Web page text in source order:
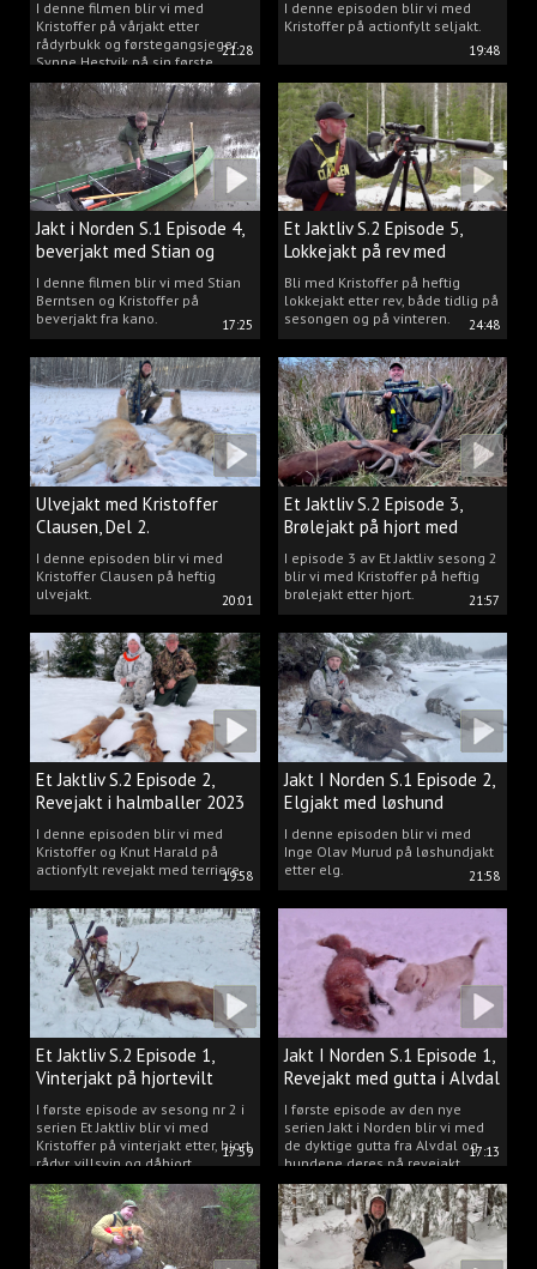
21:28
I denne filmen blir vi med
Kristoffer på vårjakt etter
rådyrbukk og førstegangsjeger
Synne Hestvik på sin første
beverjakt.
19:48
I denne episoden blir vi med
Kristoffer på actionfylt seljakt.
17:25
Jakt i Norden S.1 Episode 4,
beverjakt med Stian og
Kristoffer
I denne filmen blir vi med Stian
Berntsen og Kristoffer på
beverjakt fra kano.
24:48
Et Jaktliv S.2 Episode 5,
Lokkejakt på rev med
Kristoffer Clausen
Bli med Kristoffer på heftig
lokkejakt etter rev, både tidlig på
sesongen og på vinteren.
20:01
Ulvejakt med Kristoffer
Clausen, Del 2.
I denne episoden blir vi med
Kristoffer Clausen på heftig
ulvejakt.
21:57
Et Jaktliv S.2 Episode 3,
Brølejakt på hjort med
Kristoffer Clausen
I episode 3 av Et Jaktliv sesong 2
blir vi med Kristoffer på heftig
brølejakt etter hjort.
19:58
Et Jaktliv S.2 Episode 2,
Revejakt i halmballer 2023
I denne episoden blir vi med
Kristoffer og Knut Harald på
actionfylt revejakt med terriere.
21:58
Jakt I Norden S.1 Episode 2,
Elgjakt med løshund
I denne episoden blir vi med
Inge Olav Murud på løshundjakt
etter elg.
17:59
Et Jaktliv S.2 Episode 1,
Vinterjakt på hjortevilt
I første episode av sesong nr 2 i
serien Et Jaktliv blir vi med
Kristoffer på vinterjakt etter, hjort,
rådyr, villsvin og dåhjort.
17:13
Jakt I Norden S.1 Episode 1,
Revejakt med gutta i Alvdal
I første episode av den nye
serien Jakt i Norden blir vi med
de dyktige gutta fra Alvdal og
hundene deres på revejakt.